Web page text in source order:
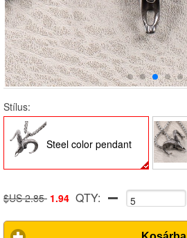
Stílus:
Steel color pendant
(without chain)
$US 2.85 1.94 QTY: